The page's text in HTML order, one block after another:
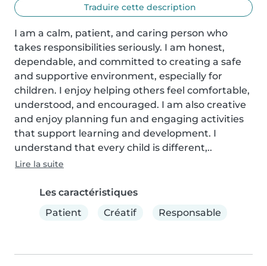
Traduire cette description
I am a calm, patient, and caring person who
takes responsibilities seriously. I am honest,
dependable, and committed to creating a safe
and supportive environment, especially for
children. I enjoy helping others feel comfortable,
understood, and encouraged. I am also creative
and enjoy planning fun and engaging activities
that support learning and development. I
understand that every child is different,..
Lire la suite
Les caractéristiques
Patient
Créatif Responsable